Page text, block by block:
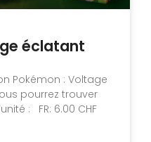
éclatant
Pokémon : Voltage
pourrez trouver
: FR: 6.00 CHF